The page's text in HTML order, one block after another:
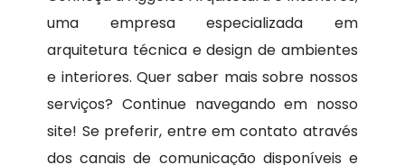
uma empresa especializada em
arquitetura técnica e design de ambientes
e interiores. Quer saber mais sobre nossos
serviços? Continue navegando em nosso
site! Se preferir, entre em contato através
dos canais de comunicação disponíveis e